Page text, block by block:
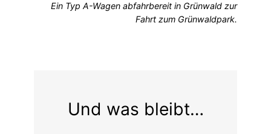
Ein Typ A-Wagen abfahrbereit in Grünwald zur
Fahrt zum Grünwaldpark.
Und was bleibt…